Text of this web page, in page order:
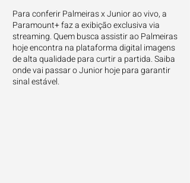
Para conferir Palmeiras x Junior ao vivo, a
Paramount+ faz a exibição exclusiva via
streaming. Quem busca assistir ao Palmeiras
hoje encontra na plataforma digital imagens
de alta qualidade para curtir a partida. Saiba
onde vai passar o Junior hoje para garantir
sinal estável.